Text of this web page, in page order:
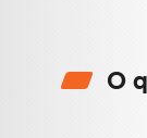
O